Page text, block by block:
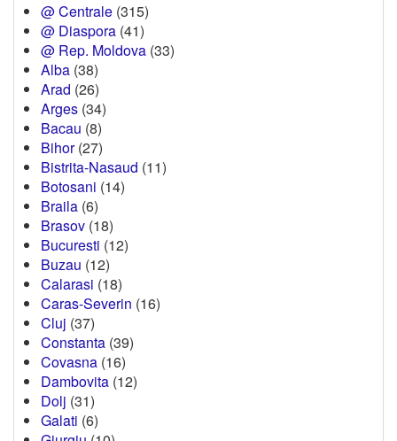
@ Centrale (315)
@ Diaspora (41)
@ Rep. Moldova (33)
Alba (38)
Arad (26)
Arges (34)
Bacau (8)
Bihor(27)
Bistrita-Nasaud (11)
Botosani (14)
Braila (6)
Brasov (18)
Bucuresti (12)
Buzau (12)
Calarasi (18)
Caras-Severin (16)
Cluj (37)
Constanta (39)
Covasna (16)
Dambovita (12)
Dolj (31)
Galati (6)